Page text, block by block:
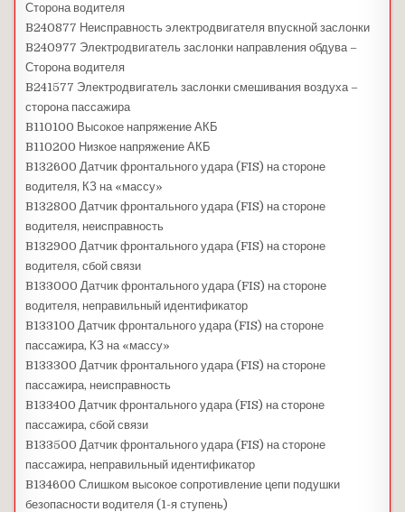
Сторона водителя
B240877 Неисправность электродвигателя впускной заслонки
B240977 Электродвигатель заслонки направления обдува –
Сторона водителя
B241577 Электродвигатель заслонки смешивания воздуха –
сторона пассажира
B110100 Высокое напряжение АКБ
B110200 Низкое напряжение АКБ
B132600 Датчик фронтального удара (FIS) на стороне
водителя, КЗ на «массу»
B132800 Датчик фронтального удара (FIS) на стороне
водителя, неисправность
B132900 Датчик фронтального удара (FIS) на стороне
водителя, сбой связи
B133000 Датчик фронтального удара (FIS) на стороне
водителя, неправильный идентификатор
B133100 Датчик фронтального удара (FIS) на стороне
пассажира, КЗ на «массу»
B133300 Датчик фронтального удара (FIS) на стороне
пассажира, неисправность
B133400 Датчик фронтального удара (FIS) на стороне
пассажира, сбой связи
B133500 Датчик фронтального удара (FIS) на стороне
пассажира, неправильный идентификатор
B134600 Слишком высокое сопротивление цепи подушки
безопасности водителя (1-я ступень)